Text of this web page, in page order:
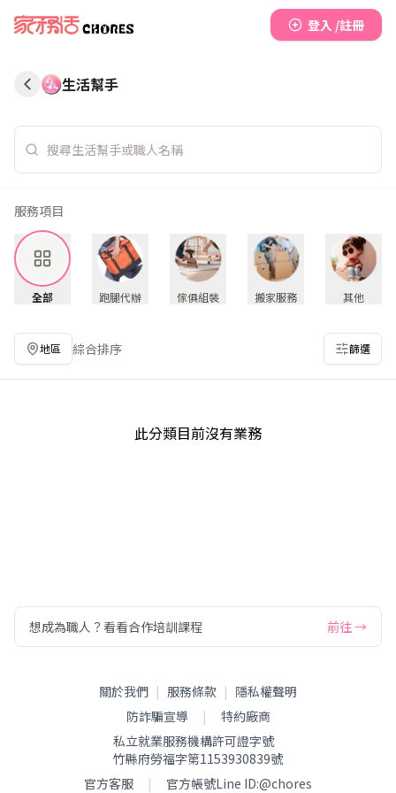
登入 /註冊
生活幫手
服務項目
全部 跑腿代辦 傢俱組裝 搬家服務 其他
地區 綜合排序 篩選
此分類目前沒有業務
想成為職人？看看合作培訓課程 前往 →
關於我們 | 服務條款 | 隱私權聲明
防詐騙宣導
|
特約廠商
私立就業服務機構許可證字號
竹縣府勞福字第1153930839號
官方客服
| 官方帳號Line ID:@chores